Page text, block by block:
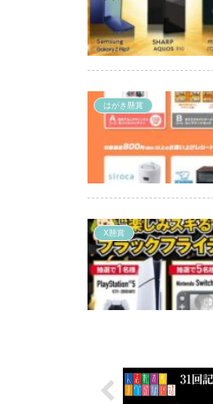
はがき懸賞
X懸賞